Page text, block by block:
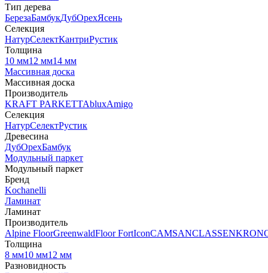
Тип дерева
БерезаБамбукДубОрехЯсень
Селекция
НатурСелектКантриРустик
Толщина
10 мм12 мм14 мм
Массивная доска
Массивная доска
Производитель
KRAFT PARKETTAbluxAmigo
Селекция
НатурСелектРустик
Древесина
ДубОрехБамбук
Модульный паркет
Модульный паркет
Бренд
Kochanelli
Ламинат
Ламинат
Производитель
Alpine FloorGreenwaldFloor FortIconCAMSANCLASSEN
Толщина
8 мм10 мм12 мм
Разновидность